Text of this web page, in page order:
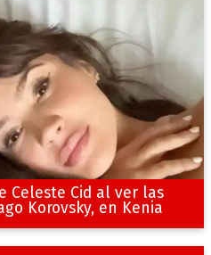
Celeste Cid al ver las
Korovsky, en Kenia